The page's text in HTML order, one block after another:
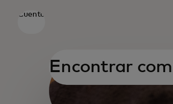
Cuento
Encontrar